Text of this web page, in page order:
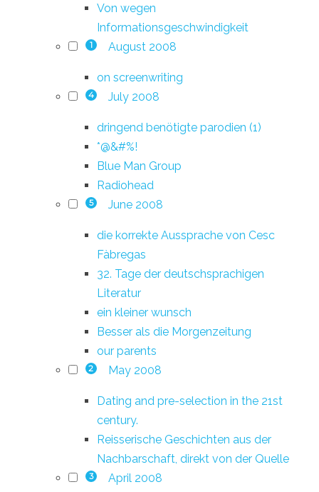
Von wegen
Informationsgeschwindigkeit
1 August 2008
on screenwriting
4 July 2008
dringend benötigte parodien (1)
*@&#%!
Blue Man Group
Radiohead
5 June 2008
die korrekte Aussprache von Cesc
Fàbregas
32. Tage der deutschsprachigen
Literatur
ein kleiner wunsch
Besser als die Morgenzeitung
our parents
2 May 2008
Dating and pre-selection in the 21st
century.
Reisserische Geschichten aus der
Nachbarschaft, direkt von der Quelle
3 April 2008